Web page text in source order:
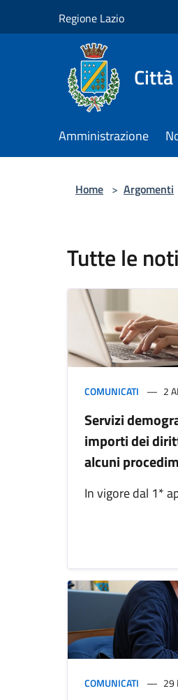
Regione Lazio
Amministrazione
Home > Argomenti
Tutte le
COMUNICATI 2
Servizi
importi dei
alcuni
In vigore dal 1*
COMUNICATI 29